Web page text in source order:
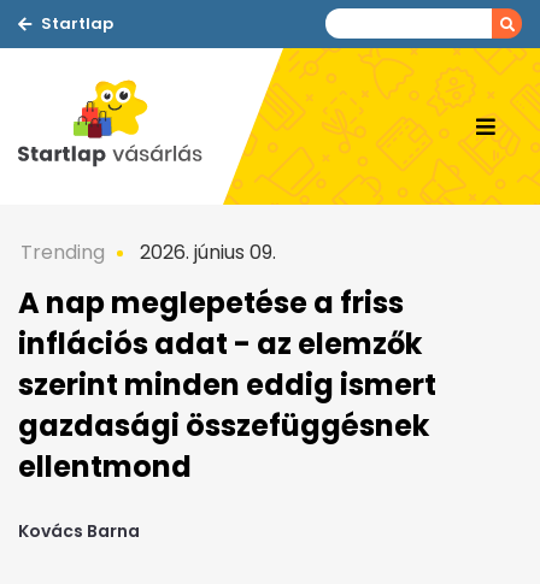
Startlap
Trending 2026. június 09.
A nap meglepetése a friss
inflációs adat - az elemzők
szerint minden eddig ismert
gazdasági összefüggésnek
ellentmond
Kovács Barna